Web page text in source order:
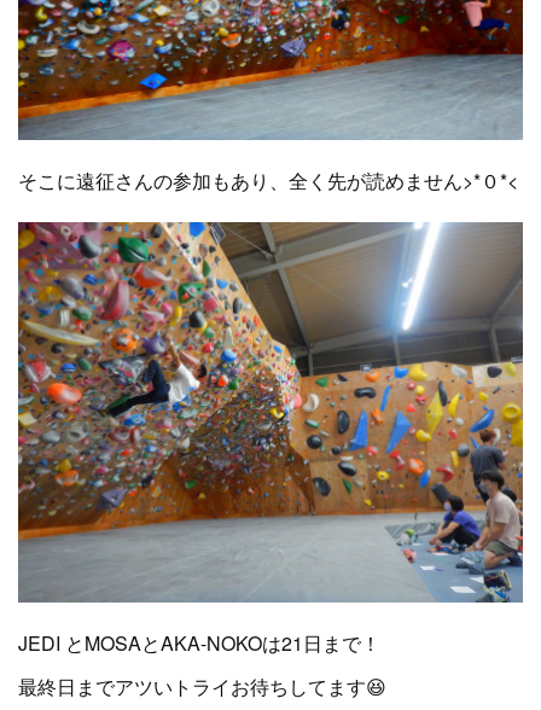
そこに遠征さんの参加もあり、全く先が読めません>*０*<
JEDI とMOSAとAKA-NOKOは21日まで！
最終日までアツいトライお待ちしてます😆